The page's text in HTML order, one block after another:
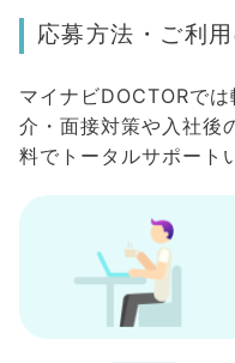
応募方法・ご利
マイナビDOCTORで
介・面接対策や入社後
料でトータルサポート